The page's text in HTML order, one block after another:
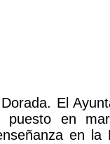
El
en
en la